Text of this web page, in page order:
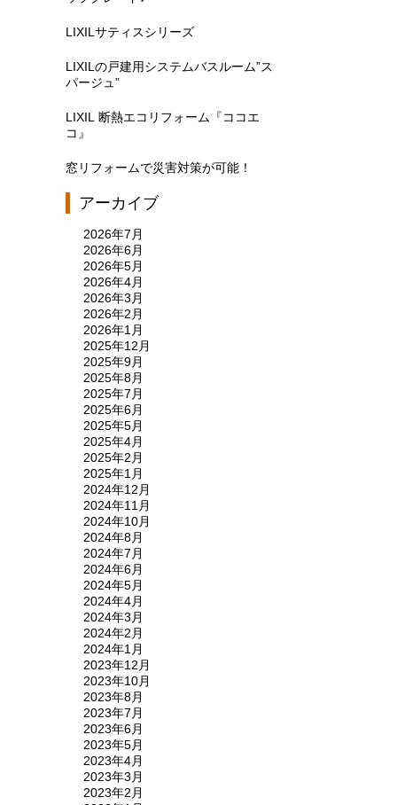
LIXILサティスシリーズ
LIXILの戸建用システムバスルーム”ス
パージュ”
LIXIL 断熱エコリフォーム『ココエ
コ』
窓リフォームで災害対策が可能！
アーカイブ
2026年7月
2026年6月
2026年5月
2026年4月
2026年3月
2026年2月
2026年1月
2025年12月
2025年9月
2025年8月
2025年7月
2025年6月
2025年5月
2025年4月
2025年2月
2025年1月
2024年12月
2024年11月
2024年10月
2024年8月
2024年7月
2024年6月
2024年5月
2024年4月
2024年3月
2024年2月
2024年1月
2023年12月
2023年10月
2023年8月
2023年7月
2023年6月
2023年5月
2023年4月
2023年3月
2023年2月